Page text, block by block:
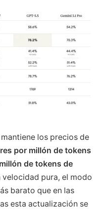
los precios de
por millón de tokens
de tokens de
velocidad pura, el modo
barato que en las
esta actualización se